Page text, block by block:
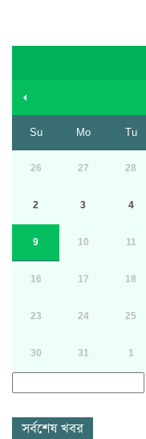
Su Mo Tu
26 27 28
2 3 4
9 10 11
16 17 18
23 24 25
30 31 1
সর্বশেষ খবর